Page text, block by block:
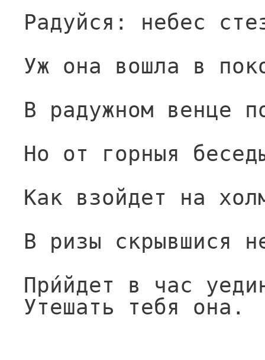
Радуйся: небес
Уж она вошла в
В радужном венце
Но от горныя
Как взойдет на
В ризы скрывшися
При́йдет в час
Утешать тебя она.